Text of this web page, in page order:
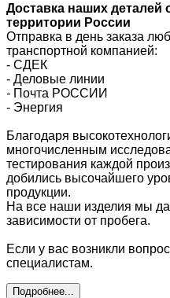
Доставка наших деталей
территории России
Отправка в день заказа
транспортной компанией:
- СДЕК
- Деловые линии
- Почта РОССИИ
- Энергия
Благодаря
многочисленным
тестирования каждой
добились высочайшего
продукции.
На все наши изделия мы
зависимости от пробега.
Если у вас возникли
специалистам.
Подробнее...